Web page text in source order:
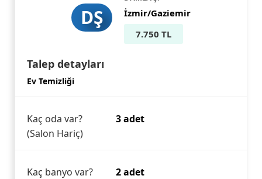
DŞ
İzmir/Gaziemir
7.750 TL
Talep detayları
Ev Temizliği
Kaç oda var?
(Salon Hariç)
3 adet
Kaç banyo var? 2 adet